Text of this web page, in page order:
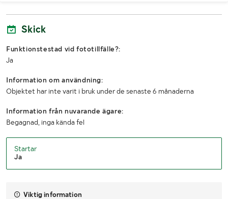
Skick
Funktionstestad vid fototillfälle?:
Ja
Information om användning:
Objektet har inte varit i bruk under de senaste 6 månaderna
Information från nuvarande ägare:
Begagnad, inga kända fel
Startar
Ja
Viktig information